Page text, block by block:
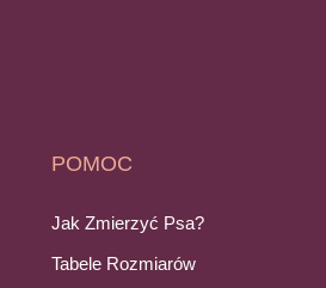
POMOC
Jak Zmierzyć Psa?
Tabele Rozmiarów